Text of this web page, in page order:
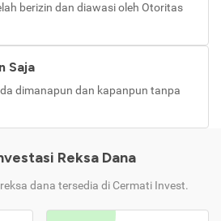
berizin dan diawasi oleh Otoritas
Saja
dimanapun dan kapanpun tanpa
Reksa Dana
dana tersedia di Cermati Invest.